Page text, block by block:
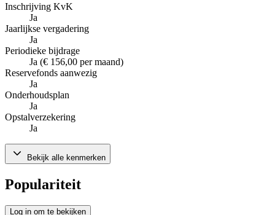
Inschrijving KvK
Ja
Jaarlijkse vergadering
Ja
Periodieke bijdrage
Ja (€ 156,00 per maand)
Reservefonds aanwezig
Ja
Onderhoudsplan
Ja
Opstalverzekering
Ja
Bekijk alle kenmerken
Populariteit
Log in om te bekijken